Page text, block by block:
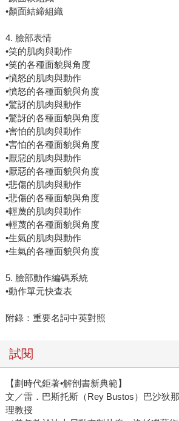
•顏面結締組織
4. 臉部表情
•笑的肌肉與動作
•笑的各種面貌與角度
•憤怒的肌肉與動作
•憤怒的各種面貌與角度
•驚訝的肌肉與動作
•驚訝的各種面貌與角度
•害怕的肌肉與動作
•害怕的各種面貌與角度
•厭惡的肌肉與動作
•厭惡的各種面貌與角度
•悲傷的肌肉與動作
•悲傷的各種面貌與角度
•輕蔑的肌肉與動作
•輕蔑的各種面貌與角度
•生氣的肌肉與動作
•生氣的各種面貌與角度
5. 臉部動作編碼系統
•動作單元快查表
附錄：重要名詞中英對照
試閱
【劃時代鉅著•解剖書新典範】
文／雷．巴斯托斯（Rey Bustos）巴沙狄
理教授